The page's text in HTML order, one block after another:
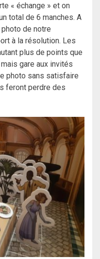
« échange » et on
total de 6 manches. A
de notre
à la résolution. Les
plus de points que
gare aux invités
photo sans satisfaire
feront perdre des